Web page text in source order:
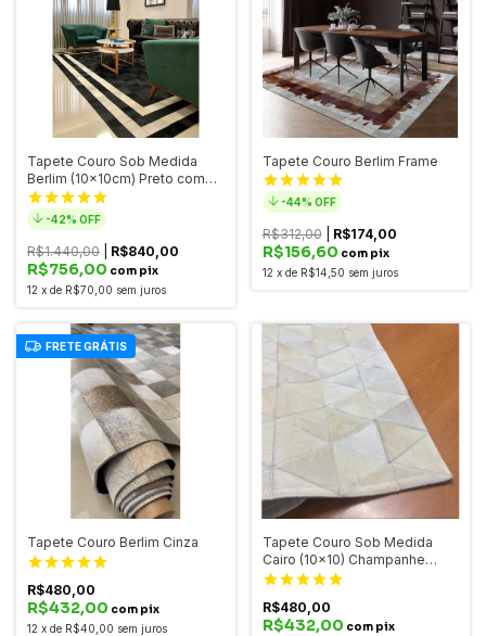
Tapete Couro Sob Medida
Berlim (10x10cm) Preto com
Borda OffWhite
-42% OFF
R$1.440,00 R$840,00
R$756,00 com pix
12 x de R$70,00 sem juros
Tapete Couro Berlim Frame
-44% OFF
R$312,00 R$174,00
R$156,60 com pix
12 x de R$14,50 sem juros
FRETE GRÁTIS
Tapete Couro Berlim Cinza
R$480,00
R$432,00 com pix
12 x de R$40,00 sem juros
Tapete Couro Sob Medida
Cairo (10x10) Champanhe
Claro
R$480,00
R$432,00 com pix